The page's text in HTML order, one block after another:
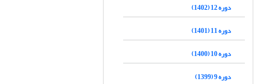
دوره 12 (1402)
دوره 11 (1401)
دوره 10 (1400)
دوره 9 (1399)